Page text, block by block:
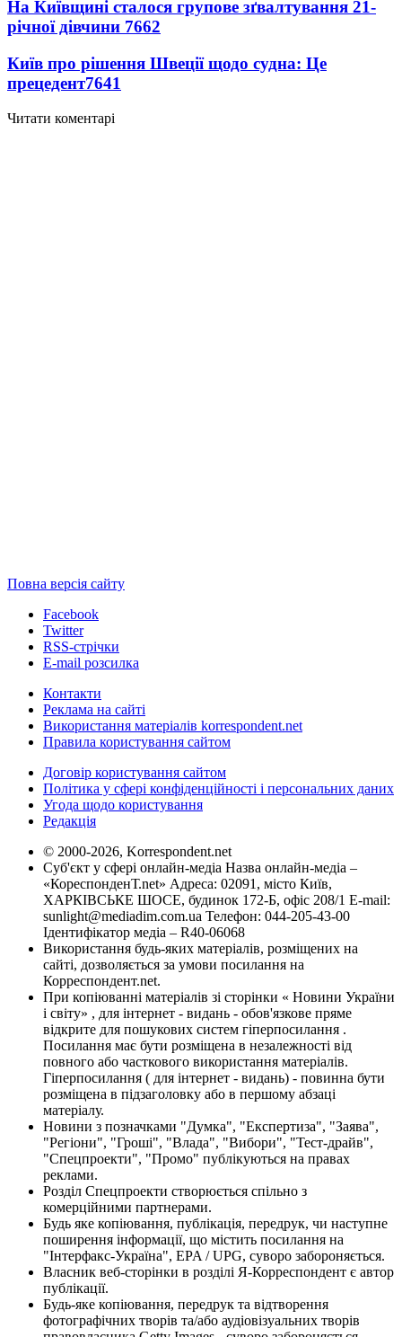
На Київщині сталося групове зґвалтування 21-
річної дівчини 7662
Київ про рішення Швеції щодо судна: Це
прецедент7641
Читати коментарі
Повна версія сайту
Facebook
Twitter
RSS-стрічки
E-mail розсилка
Контакти
Реклама на сайті
Використання матеріалів korrespondent.net
Правила користування сайтом
Договір користування сайтом
Політика у сфері конфіденційності і персональних даних
Угода щодо користування
Редакція
© 2000-2026, Korrespondent.net
Суб'єкт у сфері онлайн-медіа Назва онлайн-медіа –
«КореспонденТ.net» Адреса: 02091, місто Київ,
ХАРКІВСЬКЕ ШОСЕ, будинок 172-Б, офіс 208/1 E-mail:
sunlight@mediadim.com.ua Телефон: 044-205-43-00
Ідентифікатор медіа – R40-06068
Використання будь-яких матеріалів, розміщених на
сайті, дозволяється за умови посилання на
Корреспондент.net.
При копіюванні матеріалів зі сторінки « Новини України
і світу» , для інтернет - видань - обов'язкове пряме
відкрите для пошукових систем гіперпосилання .
Посилання має бути розміщена в незалежності від
повного або часткового використання матеріалів.
Гіперпосилання ( для інтернет - видань) - повинна бути
розміщена в підзаголовку або в першому абзаці
матеріалу.
Новини з позначками "Думка", "Експертиза", "Заява",
"Регіони", "Гроші", "Влада", "Вибори", "Тест-драйв",
"Спецпроекти", "Промо" публікуються на правах
реклами.
Розділ Спецпроекти створюється спільно з
комерційними партнерами.
Будь яке копіювання, публікація, передрук, чи наступне
поширення інформації, що містить посилання на
"Інтерфакс-Україна", EPA / UPG, суворо забороняється.
Власник веб-сторінки в розділі Я-Корреспондент є автор
публікації.
Будь-яке копіювання, передрук та відтворення
фотографічних творів та/або аудіовізуальних творів